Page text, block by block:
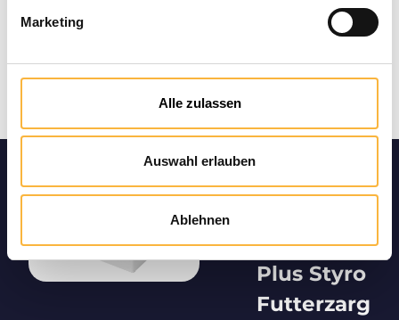
Marketing
Alle zulassen
Auswahl erlauben
Ablehnen
Produktin
en "Mini
Plus Styro
Futterzarg